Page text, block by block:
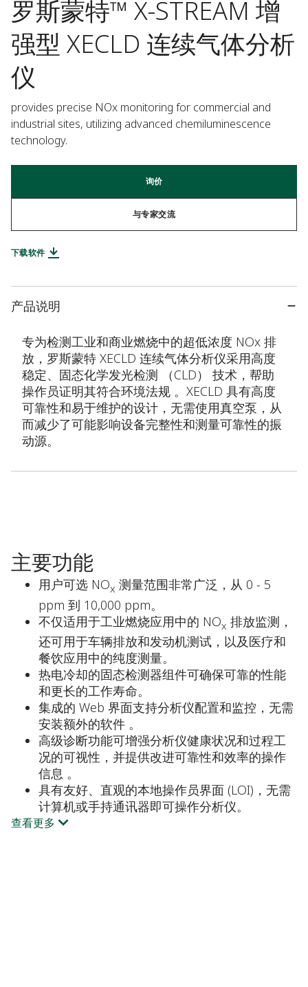
罗斯蒙特™ X-STREAM 增
强型 XECLD 连续气体分析
仪
provides precise NOx monitoring for commercial and
industrial sites, utilizing advanced chemiluminescence
technology.
询价
与专家交流
下载软件
产品说明
专为检测工业和商业燃烧中的超低浓度 NOx 排
放，罗斯蒙特 XECLD 连续气体分析仪采用高度
稳定、固态化学发光检测 （CLD） 技术，帮助
操作员证明其符合环境法规 。XECLD 具有高度
可靠性和易于维护的设计，无需使用真空泵，从
而减少了可能影响设备完整性和测量可靠性的振
动源。
主要功能
用户可选 NOx 测量范围非常广泛，从 0 - 5
ppm 到 10,000 ppm。
不仅适用于工业燃烧应用中的 NOx 排放监测，
还可用于车辆排放和发动机测试，以及医疗和
餐饮应用中的纯度测量。
热电冷却的固态检测器组件可确保可靠的性能
和更长的工作寿命。
集成的 Web 界面支持分析仪配置和监控，无需
安装额外的软件 。
高级诊断功能可增强分析仪健康状况和过程工
况的可视性，并提供改进可靠性和效率的操作
信息 。
具有友好、直观的本地操作员界面 (LOI)，无需
计算机或手持通讯器即可操作分析仪。
查看更多